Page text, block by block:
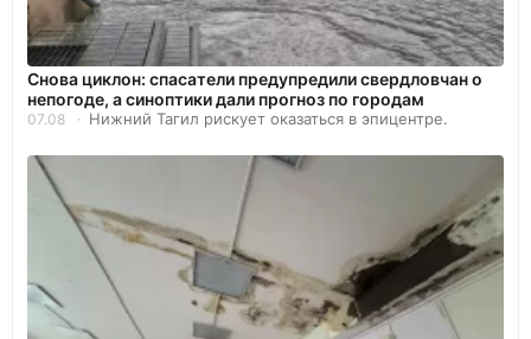
Снова циклон: спасатели предупредили свердловчан о
непогоде, а синоптики дали прогноз по городам
07.08 Нижний Тагил рискует оказаться в эпицентре.